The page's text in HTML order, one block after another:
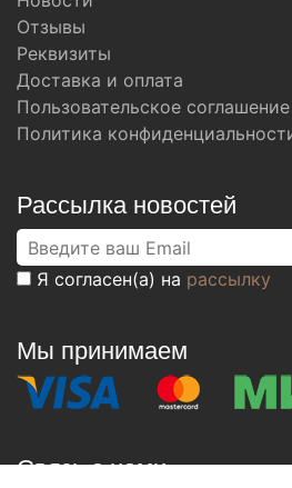
Отзывы
Реквизиты
Доставка и оплата
Пользовательское соглашение
Политика
Рассылка новостей
Я согласен(а) на рассылку
Мы принимаем
Связь с нами